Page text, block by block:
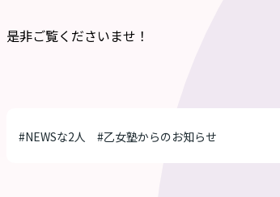
是非ご覧くださいませ！
#NEWSな2人 #乙女塾からのお知らせ